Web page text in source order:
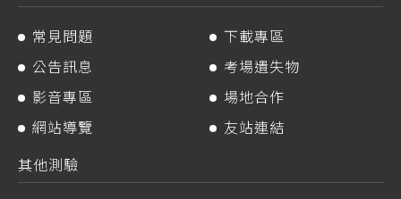
常見問題
下載專區
公告訊息
考場遺失物
影音專區
場地合作
網站導覽
友站連結
其他測驗